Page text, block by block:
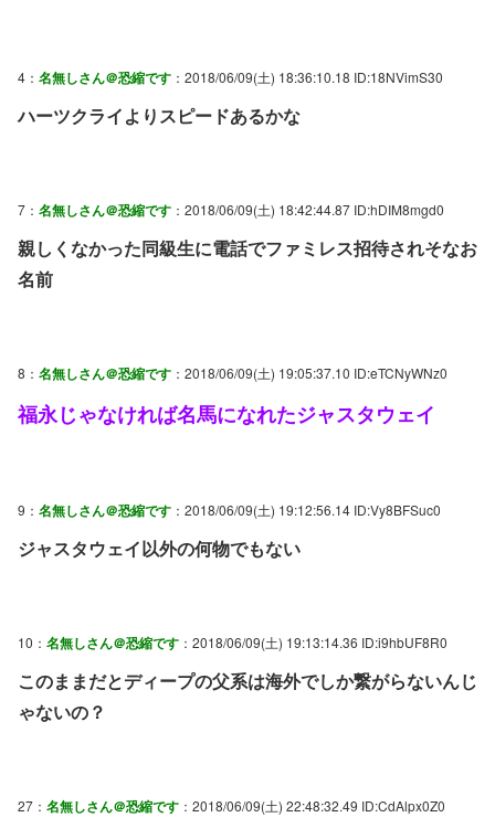
4： 名無しさん＠恐縮です ：2018/06/09(土) 18:36:10.18 ID:18NVimS30
ハーツクライよりスピードあるかな
7： 名無しさん＠恐縮です ：2018/06/09(土) 18:42:44.87 ID:hDIM8mgd0
親しくなかった同級生に電話でファミレス招待されそなお
名前
8： 名無しさん＠恐縮です ：2018/06/09(土) 19:05:37.10 ID:eTCNyWNz0
福永じゃなければ名馬になれたジャスタウェイ
9： 名無しさん＠恐縮です ：2018/06/09(土) 19:12:56.14 ID:Vy8BFSuc0
ジャスタウェイ以外の何物でもない
10： 名無しさん＠恐縮です ：2018/06/09(土) 19:13:14.36 ID:i9hbUF8R0
このままだとディープの父系は海外でしか繋がらないんじ
ゃないの？
27： 名無しさん＠恐縮です ：2018/06/09(土) 22:48:32.49 ID:CdAlpx0Z0